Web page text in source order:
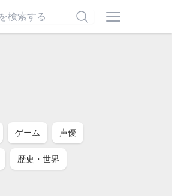
ゲーム 声優
歴史・世界